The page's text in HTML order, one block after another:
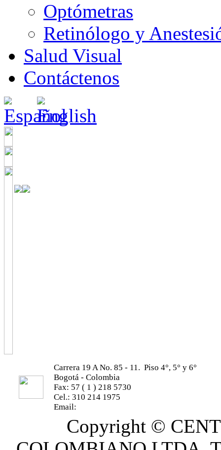
Optómetras
Retinólogo y
Salud Visual
Contáctenos
Carrera 19 A No. 85 - 11. Piso 4°, 5° y 6°
Bogotá - Colombia
Fax: 57 ( 1 ) 218 5730
Cel.: 310 214 1975
Email:
Copyright ©